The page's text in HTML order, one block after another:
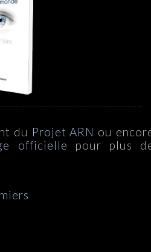
du Projet ARN ou
officielle pour plus